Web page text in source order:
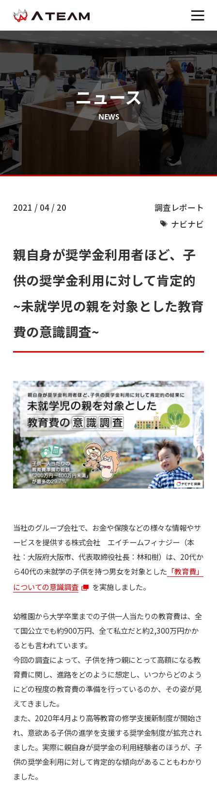
ニュース
NEWS
2021 / 04 / 20
調査レポート
ナビナビ
親自身が奨学金利用者ほど、子
供の奨学金利用に対して肯定的
~未就学児の親を対象とした教育
費の意識調査~
当社のグループ会社で、お金や保険などの様々な情報やサ
ービスを提供する株式会社 エイチームフィナジー（本
社：大阪府大阪市、代表取締役社長：林和樹）は、20代か
ら40代の未就学の子供を持つ男女を対象とした 「教育費」
についての意識調査
を実施しました。
幼稚園から大学卒業までの子供一人当たりの教育費は、全
て国公立でも約900万円、全て私立だと約2,300万円かか
るとも言われています。
今回の調査によって、子供を持つ親にとって高額になる教
育費に関し、進路をどのように想定し、いつからどのよう
にどの程度の教育費の準備を行っているのか、その姿が見
えてきました。
また、2020年4月より高等教育の修学支援新制度が開始さ
れ、意欲ある子供の進学を支援する奨学金制度が拡充され
ました。実際に親自身が奨学金の利用経験者のほうが、子
供の奨学金利用に対して肯定的な傾向があることもわかり
ました。